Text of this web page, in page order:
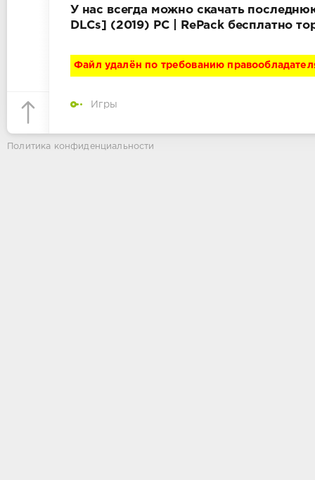
У нас всегда можно скачать
DLCs] (2019) PC | RePack бесплатно
Файл удалён по требованию
Игры
Политика конфиденциальности